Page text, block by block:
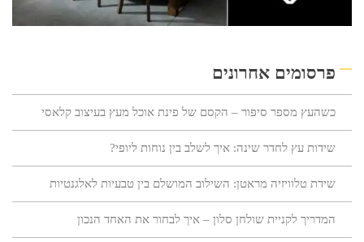
פרסומים אחרונים
כשהעץ מספר סיפור – הקסם של פינת אוכל מעץ בעיצוב קלאסי
שידות עץ לחדר שינה: איך לשלב בין נוחות ליופי?
שידת טלוויזיה מראטן: השילוב המושלם בין טבעיות לאלגנטיות
המדריך לקניית שולחן סלון – איך לבחור את האחד הנכון